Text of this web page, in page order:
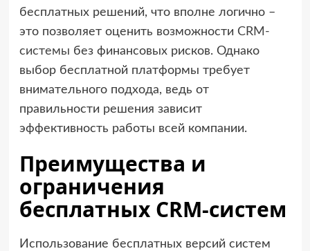
бесплатных решений, что вполне логично –
это позволяет оценить возможности CRM-
системы без финансовых рисков. Однако
выбор бесплатной платформы требует
внимательного подхода, ведь от
правильности решения зависит
эффективность работы всей компании.
Преимущества и
ограничения
бесплатных CRM-систем
Использование бесплатных версий систем